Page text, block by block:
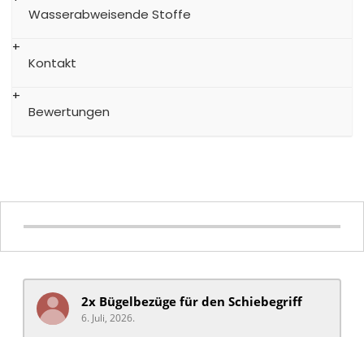
Wasserabweisende Stoffe
Kontakt
Bewertungen
2x Bügelbezüge für ​den Schiebegriff
6. Juli, 2026.